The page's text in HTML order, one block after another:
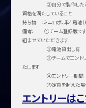
②自分で製作したミニロ
資格を満たしていること
持ち物 ：ミニロボ、単4電池（
備考： ①チーム登録戦です
組ませていただきます
②電池貸出し有
③チームでエントリーさ
たします
④エントリー期間
⑤定員を超えた場合は
エントリーは